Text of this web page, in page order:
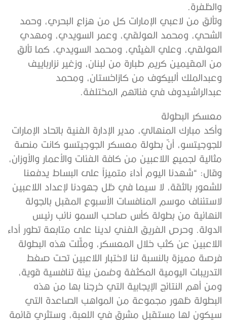
والظفرة.
وتألق من لاعبي الإمارات كل من هزاع البحري، وحمد
الشحي، ومحمد العولقي، وعمر السويدي، ومهدي
العولقي، وعلي الغيثي، ومحمد السويدي، كما تألق
من المقيمين كريم طبارة من لبنان، وزغير نزارباييف
وعبدالملك ألبيكوف من كازاخستان، ومحمد
عبدالراشيدوف في فئاتهم المختلفة.
معسكر البطولة
وأكد مبارك المنهالي، مدير الإدارة الفنية باتحاد الإمارات
للجوجيتسو، أنّ بطولة معسكر الجوجيتسو كانت منصة
مثالية لجميع اللاعبين من كافة الفئات والأعمار والأوزان،
وقال: “شهدنا اليوم أداءً متميزاً على البساط يدفعنا
للشعور بالثقة، لا سيما في ظل جهودنا لإعداد اللاعبين
لاستئناف موسم المنافسات الأسبوع المقبل بالجولة
النهائية من بطولة كأس صاحب السمو نائب رئيس
الدولة. وحرص الفريق الفني لدينا على متابعة تطور أداء
اللاعبين عن كثب خلال المعسكر، ومثّلت هذه البطولة
فرصة مميزة بالنسبة لنا لاختبار اللاعبين تحت صغط
التدريبات اليومية المكثفة وضمن بيئة تنافسية قوية،
ومن أهم النتائج الإيجابية التي خرجنا بها من هذه
البطولة ظهور مجموعة من المواهب الصاعدة التي
سيكون لها مستقبل مشرق في اللعبة، وستثري قائمة